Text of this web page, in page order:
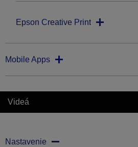
Epson Creative Print
Mobile Apps
Videá
Nastavenie